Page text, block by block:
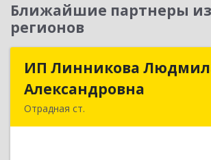
Ближайшие партнеры из
регионов
ИП Линникова
Александровна
Отрадная ст.
ИП Линникова